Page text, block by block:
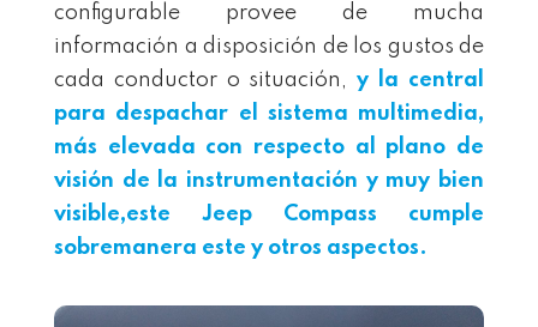
configurable provee de mucha
información a disposición de los gustos de
cada conductor o situación,y la central
para despachar el sistema multimedia,
más elevada con respecto al plano de
visión de la instrumentación y muy bien
visible,este Jeep Compass cumple
sobremanera este y otros aspectos.